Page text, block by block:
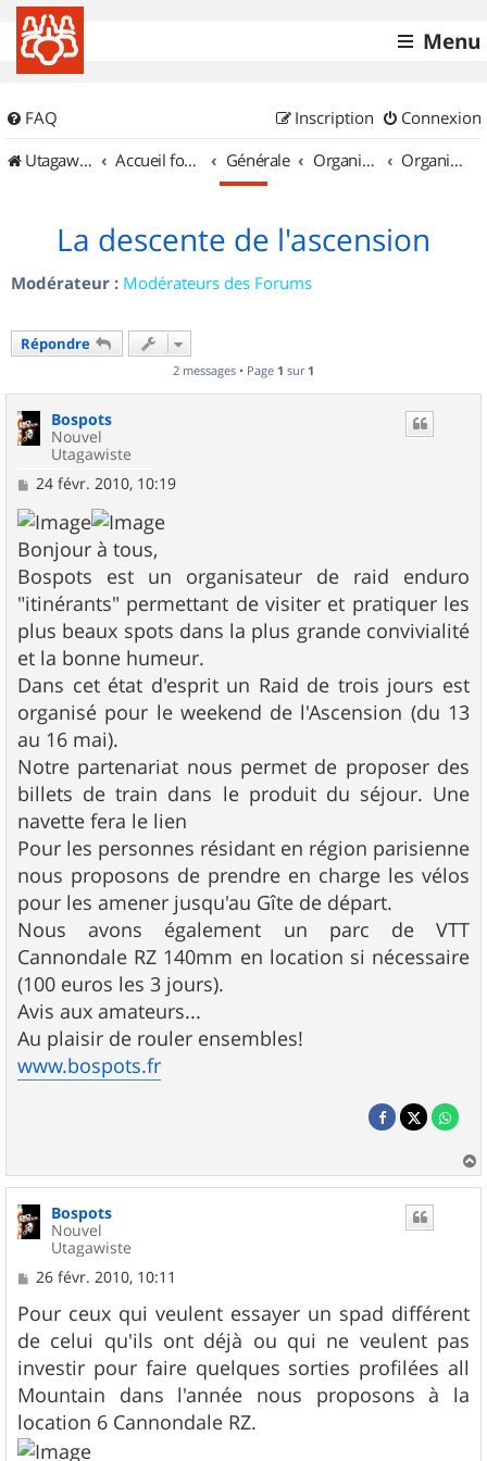
Menu
FAQ Connexion
Inscription
UtagawaVTT (Randos VTT et VTTAE avec traces GPS)
Accueil forum Générale Organisation de sorties & Recherche de partenaires Organisation de sorties en région Provence Alpes Côte d'Azur
La descente de l'ascension
Modérateur : Modérateurs des Forums
Répondre
2 messages • Page 1 sur 1
Bospots
Nouvel
Utagawiste
M
s
s
a
g
e
24 févr. 2010, 10:19
Bonjour à tous,
Bospots est un organisateur de raid enduro
"itinérants" permettant de visiter et pratiquer les
plus beaux spots dans la plus grande convivialité
et la bonne humeur.
Dans cet état d'esprit un Raid de trois jours est
organisé pour le weekend de l'Ascension (du 13
au 16 mai).
Notre partenariat nous permet de proposer des
billets de train dans le produit du séjour. Une
navette fera le lien
Pour les personnes résidant en région parisienne
nous proposons de prendre en charge les vélos
pour les amener jusqu'au Gîte de départ.
Nous avons également un parc de VTT
Cannondale RZ 140mm en location si nécessaire
(100 euros les 3 jours).
Avis aux amateurs...
Au plaisir de rouler ensembles!
www.bospots.fr
a
Bospots
Nouvel
Utagawiste
M
s
s
a
g
e
26 févr. 2010, 10:11
Pour ceux qui veulent essayer un spad différent
de celui qu'ils ont déjà ou qui ne veulent pas
investir pour faire quelques sorties profilées all
Mountain dans l'année nous proposons à la
location 6 Cannondale RZ.